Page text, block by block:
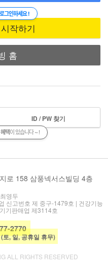
그인하세요 !
작하기
홈
택이 있습니다 ~ !
ID / PW 찾기
로 158 삼풍넥서스빌딩 4층
영두
신고번호 제 중구-1479호 | 건강기능
기판매업 제3114호
2770
(토, 일, 공휴일 휴무)
ALL RIGHTS RESERVED